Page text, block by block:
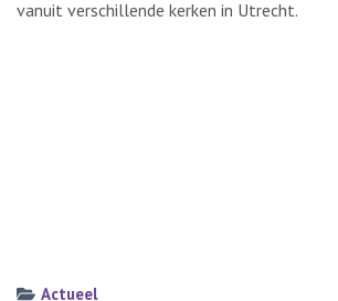
vanuit verschillende kerken in Utrecht.
Actueel